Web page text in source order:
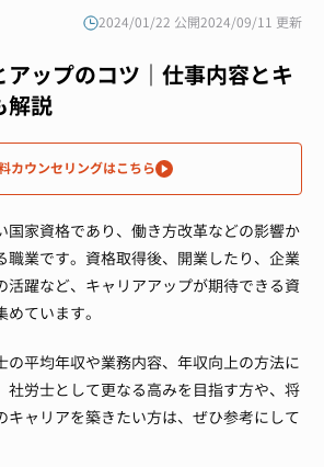
2024/01/22 公開2024/09/11 更新
ップのコツ｜仕事内容とキ
解説
カウンセリングはこちら
国家資格であり、働き方改革などの影響か
職業です。資格取得後、開業したり、企業
活躍など、キャリアアップが期待できる資
ています。
の平均年収や業務内容、年収向上の方法に
社労士として更なる高みを目指す方や、将
キャリアを築きたい方は、ぜひ参考にして